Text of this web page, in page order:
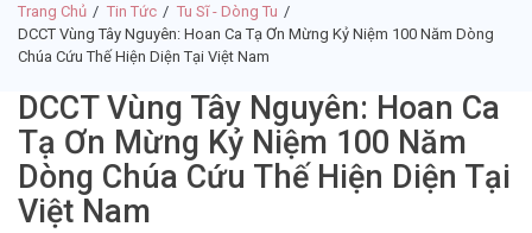
Trang Chủ Tin Tức
Tu Sĩ - Dòng Tu
DCCT Vùng Tây Nguyên: Hoan Ca Tạ Ơn Mừng Kỷ Niệm 100 Năm Dòng
Chúa Cứu Thế Hiện Diện Tại Việt Nam
DCCT Vùng Tây Nguyên: Hoan Ca
Tạ Ơn Mừng Kỷ Niệm 100 Năm
Dòng Chúa Cứu Thế Hiện Diện Tại
Việt Nam